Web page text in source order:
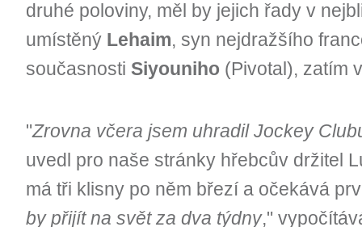
druhé poloviny, měl by jejich řady v
umístěný Lehaim, syn nejdražšího
současnosti Siyouniho (Pivotal), zatím
"Zrovna včera jsem uhradil Jockey
uvedl pro naše stránky hřebcův držitel
má tři klisny po něm březí a očekává
by přijít na svět za dva týdny,"